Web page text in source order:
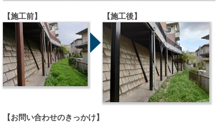
【施工前】 【施工後】
【お問い合わせのきっかけ】